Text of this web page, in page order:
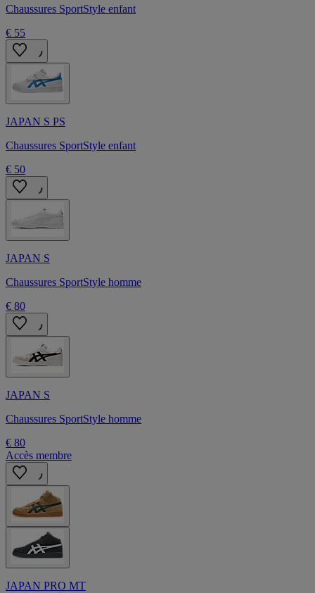
Chaussures SportStyle enfant
€ 55
JAPAN S PS
Chaussures SportStyle enfant
€ 50
JAPAN S
Chaussures SportStyle homme
€ 80
JAPAN S
Chaussures SportStyle homme
€ 80
Accès membre
JAPAN PRO MT